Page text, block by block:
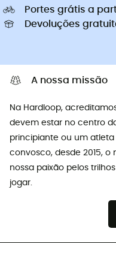
Portes grátis a
Devoluções
A nossa missão
Na Hardloop,
devem estar no centro
principiante ou um
convosco, desde 2015,
nossa paixão pelos
jogar.